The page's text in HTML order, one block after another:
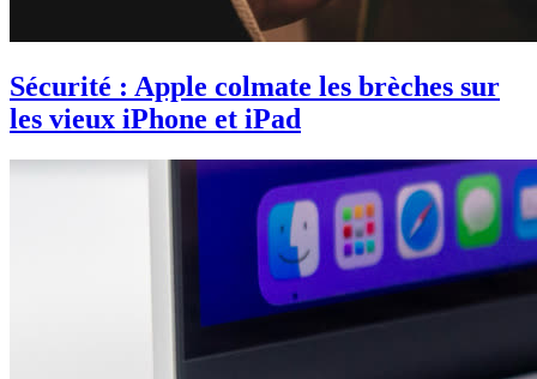
Sécurité : Apple colmate les brèches sur
les vieux iPhone et iPad